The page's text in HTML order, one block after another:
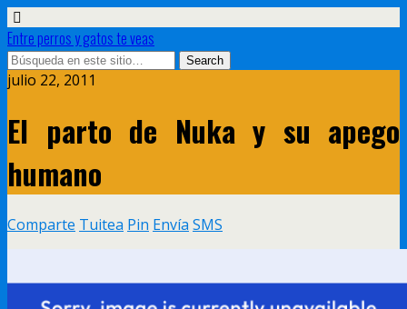
Entre perros y gatos te veas
julio 22, 2011
El parto de Nuka y su apego
humano
Comparte Tuitea Pin Envía SMS